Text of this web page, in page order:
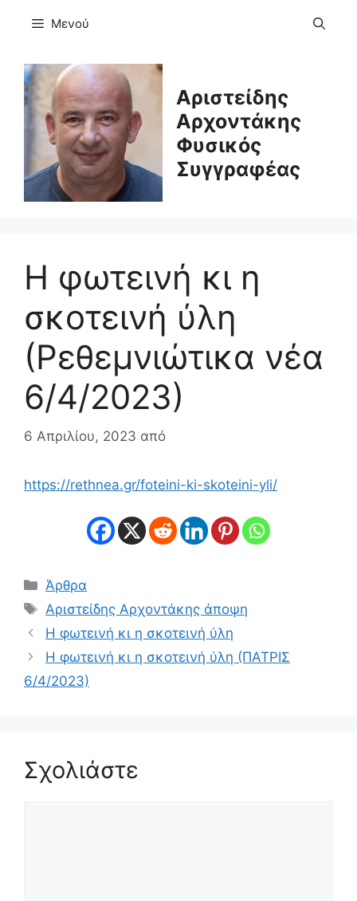
Μενού
Αριστείδης
Αρχοντάκης
Φυσικός
Συγγραφέας
Η φωτεινή κι η
σκοτεινή ύλη
(Ρεθεμνιώτικα νέα
6/4/2023)
6 Απριλίου, 2023 από
https://rethnea.gr/foteini-ki-skoteini-yli/
Κατηγορίες
Άρθρα
Ετικέτες
Αριστείδης Αρχοντάκης άποψη
Η φωτεινή κι η σκοτεινή ύλη
Η φωτεινή κι η σκοτεινή ύλη (ΠΑΤΡΙΣ
6/4/2023)
Σχολιάστε